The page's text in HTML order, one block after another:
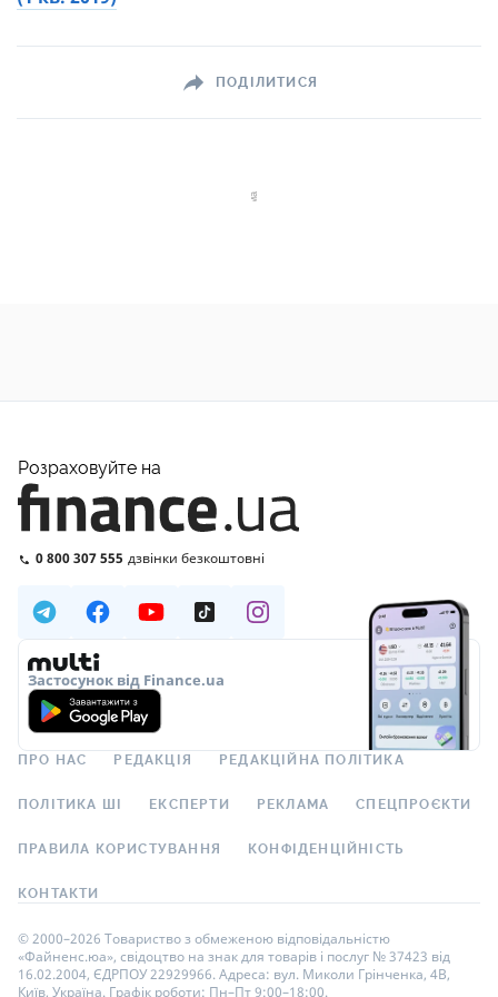
ПОДІЛИТИСЯ
Розраховуйте на
0 800 307 555 дзвінки безкоштовні
Застосунок від Finance.ua
ПРО НАС РЕДАКЦІЯ РЕДАКЦІЙНА ПОЛІТИКА
ПОЛІТИКА ШІ ЕКСПЕРТИ РЕКЛАМА СПЕЦПРОЄКТИ
ПРАВИЛА КОРИСТУВАННЯ КОНФІДЕНЦІЙНІСТЬ
КОНТАКТИ
© 2000–2026 Товариство з обмеженою відповідальністю
«Файненс.юа», свідоцтво на знак для товарів і послуг № 37423 від
16.02.2004, ЄДРПОУ 22929966. Адреса: вул. Миколи Грінченка, 4В,
Київ, Україна. Графік роботи: Пн–Пт 9:00–18:00.